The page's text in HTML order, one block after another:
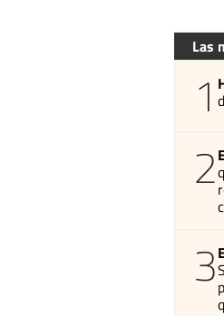
Las
1
2
3